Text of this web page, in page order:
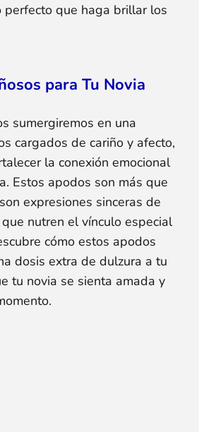
que haga brillar los
para Tu Novia
sumergiremos en una
cargados de cariño y afecto,
la conexión emocional
Estos apodos son más que
expresiones sinceras de
nutren el vínculo especial
cómo estos apodos
dosis extra de dulzura a tu
tu novia se sienta amada y